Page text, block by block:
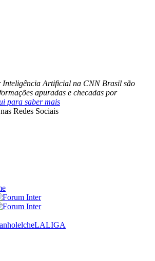
Inteligência Artificial na CNN Brasil são
apuradas e checadas por
para saber mais
nas Redes Sociais
elcheLALIGA